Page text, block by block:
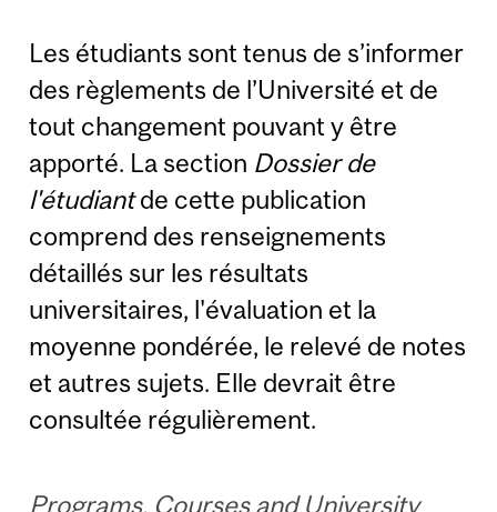
Les étudiants sont tenus de s’informer
des règlements de l’Université et de
tout changement pouvant y être
apporté. La section Dossier de
l'étudiantde cette publication
comprend des renseignements
détaillés sur les résultats
universitaires, l'évaluation et la
moyenne pondérée, le relevé de notes
et autres sujets. Elle devrait être
consultée régulièrement.
Programs, Courses and University